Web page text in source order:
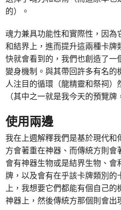
的）。
魂力兼具功能性和實際性，因
和結界上，進而提升這兩種卡牌
快就會看到的，我們也創造了一
變身機制。與其帶回許多有名的
人注目的循環（龍精靈和祭祠
（其中之一就是我今天的預覽
使用兩邊
我在上週解釋我們是基於現代
方會著重在神器、而傳統方則
會有神器生物或是結界生物、會
牌，以及會有在乎該卡牌類別
上，我想要它們都能有個自己
神器上，然後傳統方那個則會出